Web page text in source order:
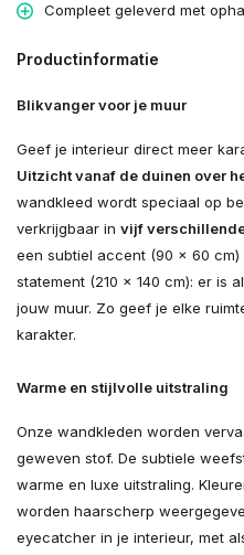
Compleet geleverd met
Productinformatie
Blikvanger voor je muur
Geef je interieur direct meer
Uitzicht vanaf de duinen over
wandkleed wordt speciaal op
verkrijgbaar in vijf
een subtiel accent (90 × 60
statement (210 × 140 cm): er is
jouw muur. Zo geef je elke
karakter.
Warme en stijlvolle uitstraling
Onze wandkleden worden
geweven stof. De subtiele
warme en luxe uitstraling.
worden haarscherp
eyecatcher in je interieur, met